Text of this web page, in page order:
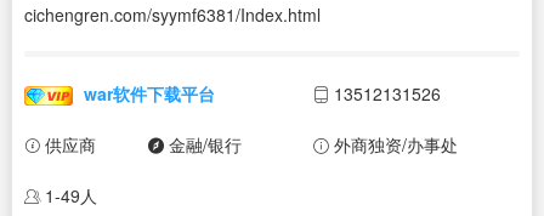
cichengren.com/syymf6381/Index.html
war软件下载平台 13512131526
供应商 金融/银行 外商独资/办事处
1-49人